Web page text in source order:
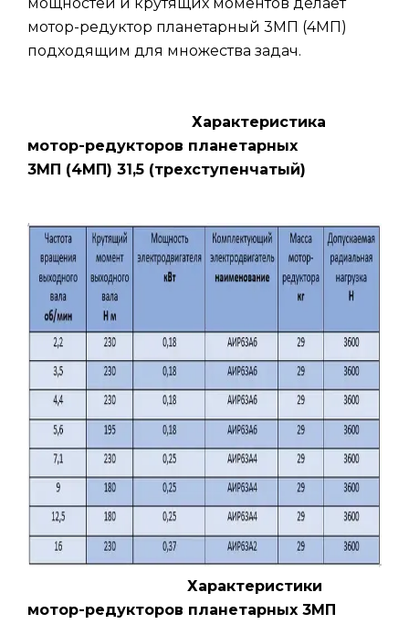
мотор-редуктор планетарный 3МП (4МП)
подходящим для множества задач.
Характеристика
мотор-редукторов планетарных
3МП (4МП) 31,5 (трехступенчатый)
Характеристики
мотор-редукторов планетарных 3МП